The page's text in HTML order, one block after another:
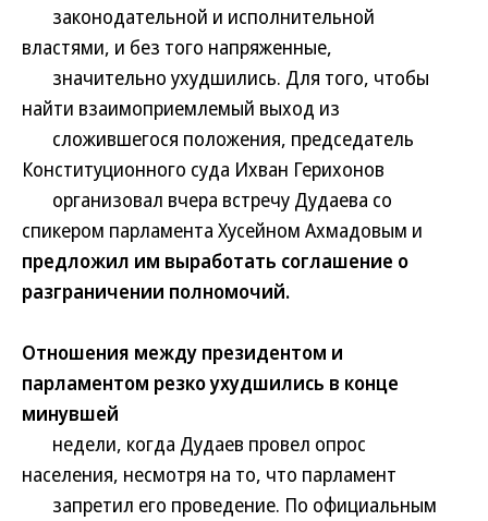
законодательной и исполнительной
властями, и без того напряженные,
значительно ухудшились. Для того, чтобы
найти взаимоприемлемый выход из
сложившегося положения, председатель
Конституционного суда Ихван Герихонов
организовал вчера встречу Дудаева со
спикером парламента Хусейном Ахмадовым и
предложил им выработать соглашение о
разграничении полномочий.
Отношения между президентом и
парламентом резко ухудшились в конце
минувшей
недели, когда Дудаев провел опрос
населения, несмотря на то, что парламент
запретил его проведение. По официальным